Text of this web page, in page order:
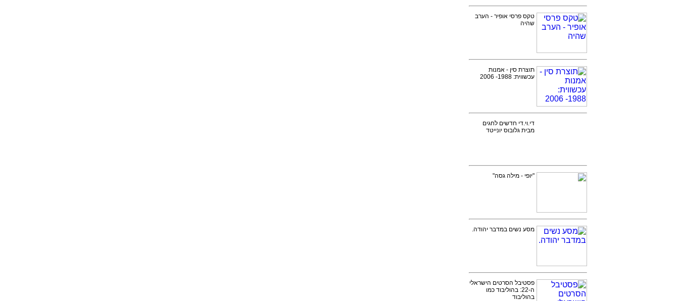
טקס פרסי אופיר - הערב
שהיה
תוצרת סין - אמנות
עכשווית: 1988- 2006
די.וי.די חדשים לחגים
מבית גלובוס יונייטד
"יופי - מילה גסה"
מסע נשים במדבר יהודה.
פסטיבל הסרטים הישראלי
ה-22: בהוליבוד כמו
בהוליבוד